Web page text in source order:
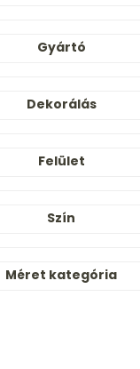
Gyártó
Dekorálás
Felület
Szín
Méret kategória